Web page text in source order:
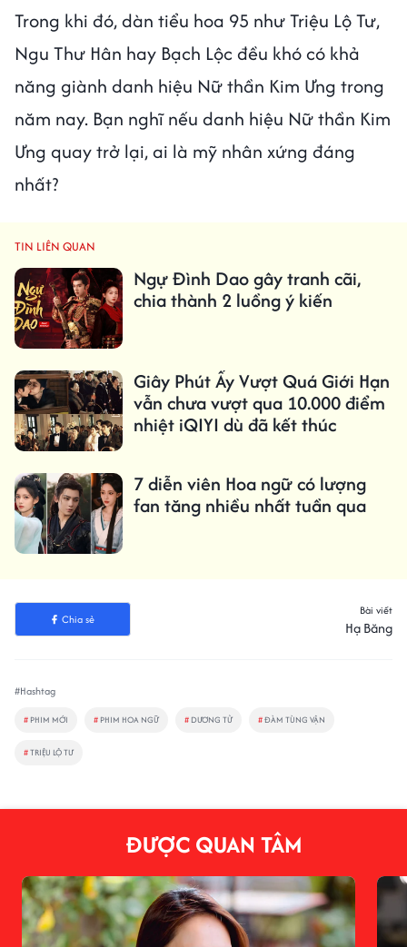
Trong khi đó, dàn tiểu hoa 95 như Triệu Lộ Tư,
Ngu Thư Hân hay Bạch Lộc đều khó có khả
năng giành danh hiệu Nữ thần Kim Ưng trong
năm nay. Bạn nghĩ nếu danh hiệu Nữ thần Kim
Ưng quay trở lại, ai là mỹ nhân xứng đáng
nhất?
TIN LIÊN QUAN
Ngự Đình Dao gây tranh cãi,
chia thành 2 luồng ý kiến
Giây Phút Ấy Vượt Quá Giới Hạn
vẫn chưa vượt qua 10.000 điểm
nhiệt iQIYI dù đã kết thúc
7 diễn viên Hoa ngữ có lượng
fan tăng nhiều nhất tuần qua
Chia sẻ
Bài viết
Hạ Băng
#Hashtag
# PHIM MỚI # PHIM HOA NGỮ # DƯƠNG TỬ #ĐÀM TÙNG VẬN
#TRIỆU LỘ TƯ
ĐƯỢC QUAN TÂM